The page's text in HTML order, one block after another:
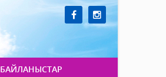
БАЙЛАНЫСТАР